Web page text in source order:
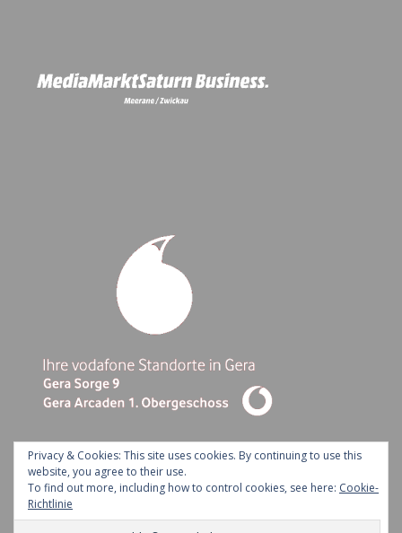
Ashe Theme by Royal-Flush - 2026 ©
Kontakt Impressum Datenschutz
Privacy & Cookies: This site uses cookies. By continuing to use this
website, you agree to their use.
To find out more, including how to control cookies, see here: Cookie-
Richtlinie